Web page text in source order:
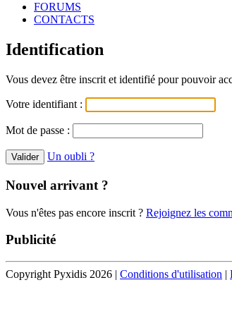
FORUMS
CONTACTS
Identification
Vous devez être inscrit et identifié pour pouvoir
Votre identifiant :
Mot de passe :
Un oubli ?
Nouvel arrivant ?
Vous n'êtes pas encore inscrit ? Rejoignez les
Publicité
Copyright Pyxidis 2026 | Conditions d'utilisation |